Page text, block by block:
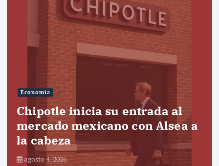
Economía
Chipotle inicia su entrada al
mercado mexicano con Alsea a
la cabeza
agosto 4, 2026